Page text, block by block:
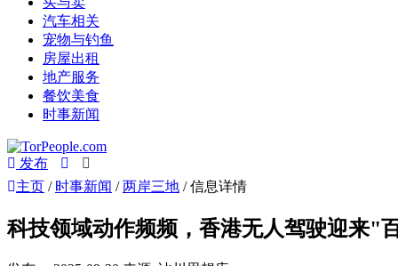
汽车相关
宠物与钓鱼
房屋出租
地产服务
餐饮美食
时事新闻
发布
主页 / 时事新闻 /两岸三地 / 信息详情
科技领域动作频频，香港无人驾驶迎来"